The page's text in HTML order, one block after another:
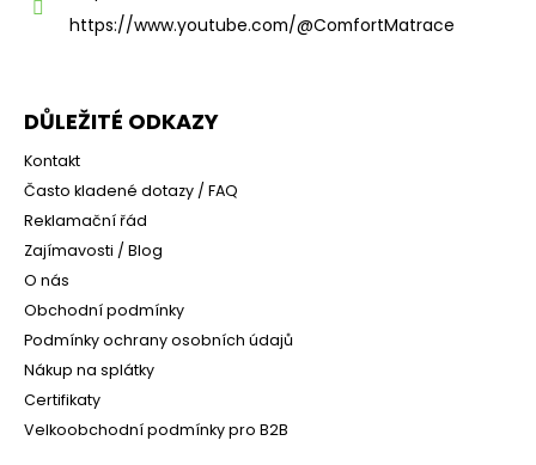
https://www.youtube.com/@ComfortMatrace
DŮLEŽITÉ ODKAZY
Kontakt
Často kladené dotazy / FAQ
Reklamační řád
Zajímavosti / Blog
O nás
Obchodní podmínky
Podmínky ochrany osobních údajů
Nákup na splátky
Certifikaty
Velkoobchodní podmínky pro B2B